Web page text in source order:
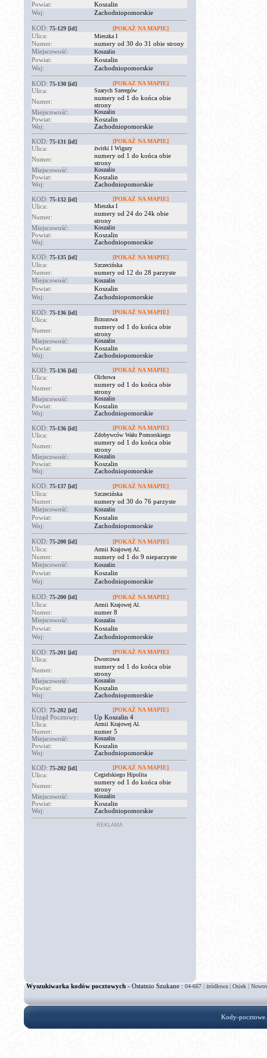
Powiat:
Koszalin
Woj:
Zachodniopomorskie
KOD: 75-129 [id] [POKAŻ NA MAPIE]
Ulica: Mieszka I
Numer:
numery od 30 do 31 obie strony
Miejscowość:
Koszalin
Powiat:
Koszalin
Woj:
Zachodniopomorskie
KOD: 75-130 [id] [POKAŻ NA MAPIE]
Ulica: Szarych Szeregów
Numer:
numery od 1 do końca obie
strony
Miejscowość:
Koszalin
Powiat:
Koszalin
Woj:
Zachodniopomorskie
KOD: 75-131 [id] [POKAŻ NA MAPIE]
Ulica: żwirki I Wigury
Numer:
numery od 1 do końca obie
strony
Miejscowość:
Koszalin
Powiat:
Koszalin
Woj:
Zachodniopomorskie
KOD: 75-132 [id] [POKAŻ NA MAPIE]
Ulica: Mieszka I
Numer:
numery od 24 do 24k obie
strony
Miejscowość:
Koszalin
Powiat:
Koszalin
Woj:
Zachodniopomorskie
KOD: 75-135 [id] [POKAŻ NA MAPIE]
Ulica: Szczecińska
Numer:
numery od 12 do 28 parzyste
Miejscowość:
Koszalin
Powiat:
Koszalin
Woj:
Zachodniopomorskie
KOD: 75-136 [id] [POKAŻ NA MAPIE]
Ulica: Brzozowa
Numer:
numery od 1 do końca obie
strony
Miejscowość:
Koszalin
Powiat:
Koszalin
Woj:
Zachodniopomorskie
KOD: 75-136 [id] [POKAŻ NA MAPIE]
Ulica: Olchowa
Numer:
numery od 1 do końca obie
strony
Miejscowość:
Koszalin
Powiat:
Koszalin
Woj:
Zachodniopomorskie
KOD: 75-136 [id] [POKAŻ NA MAPIE]
Ulica: Zdobywców Wału Pomorskiego
Numer:
numery od 1 do końca obie
strony
Miejscowość:
Koszalin
Powiat:
Koszalin
Woj:
Zachodniopomorskie
KOD: 75-137 [id] [POKAŻ NA MAPIE]
Ulica: Szczecińska
Numer:
numery od 30 do 76 parzyste
Miejscowość:
Koszalin
Powiat:
Koszalin
Woj:
Zachodniopomorskie
KOD: 75-200 [id] [POKAŻ NA MAPIE]
Ulica: Armii Krajowej Al.
Numer:
numery od 1 do 9 nieparzyste
Miejscowość:
Koszalin
Powiat:
Koszalin
Woj:
Zachodniopomorskie
KOD: 75-200 [id] [POKAŻ NA MAPIE]
Ulica: Armii Krajowej Al.
Numer:
numer 8
Miejscowość:
Koszalin
Powiat:
Koszalin
Woj:
Zachodniopomorskie
KOD: 75-201 [id] [POKAŻ NA MAPIE]
Ulica: Dworcowa
Numer:
numery od 1 do końca obie
strony
Miejscowość:
Koszalin
Powiat:
Koszalin
Woj:
Zachodniopomorskie
KOD: 75-202 [id] [POKAŻ NA MAPIE]
Urząd Pocztowy:
Up Koszalin 4
Ulica:
Armii Krajowej Al.
Numer:
numer 5
Miejscowość:
Koszalin
Powiat:
Koszalin
Woj:
Zachodniopomorskie
KOD: 75-202 [id] [POKAŻ NA MAPIE]
Ulica: Cegielskiego Hipolita
Numer:
numery od 1 do końca obie
strony
Miejscowość:
Koszalin
Powiat:
Koszalin
Woj:
Zachodniopomorskie
REKLAMA
Wyszukiwarka kodów pocztowych- Ostatnio Szukane :04-667 | żródłowa | Osiek |
Kody-